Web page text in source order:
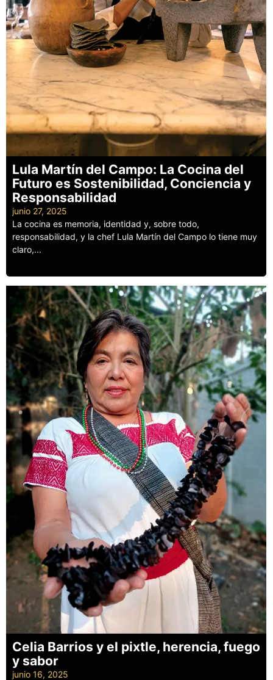
Lula Martín del Campo: La Cocina del
Futuro es Sostenibilidad, Conciencia y
Responsabilidad
junio 27, 2025
La cocina es memoria, identidad y, sobre todo,
responsabilidad, y la chef Lula Martín del Campo lo tiene muy
claro,...
Celia Barrios y el pixtle, herencia, fuego
y sabor
junio 16, 2025